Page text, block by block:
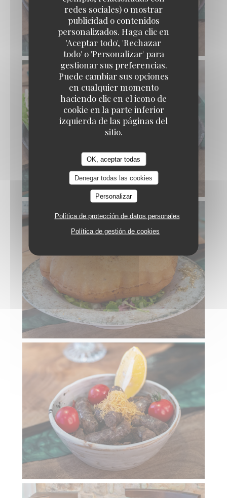
redes sociales) o mostrar
publicidad o contenidos
personalizados. Haga clic en
'Aceptar todo', 'Rechazar
todo' o 'Personalizar' para
gestionar sus preferencias.
Puede cambiar sus opciones
en cualquier momento
haciendo clic en el icono de
cookie en la parte inferior
izquierda de las páginas del
sitio.
OK, aceptar todas
Denegar todas las cookies
Personalizar
Política de protección de datos personales
Política de gestión de cookies